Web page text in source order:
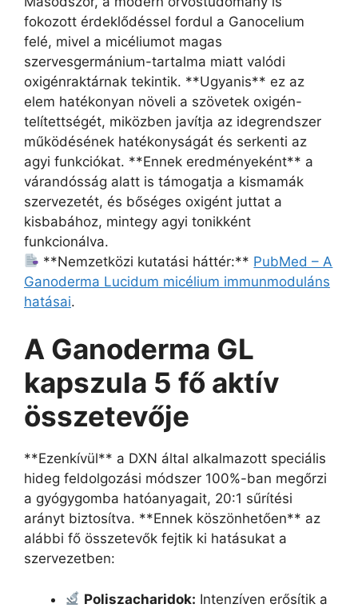
fokozott érdeklődéssel fordul a Ganocelium
felé, mivel a micéliumot magas
szervesgermánium-tartalma miatt valódi
oxigénraktárnak tekintik. **Ugyanis** ez az
elem hatékonyan növeli a szövetek oxigén-
telítettségét, miközben javítja az idegrendszer
működésének hatékonyságát és serkenti az
agyi funkciókat. **Ennek eredményeként** a
várandósság alatt is támogatja a kismamák
szervezetét, és bőséges oxigént juttat a
kisbabához, mintegy agyi tonikként
funkcionálva.
**Nemzetközi kutatási háttér:** PubMed – A
Ganoderma Lucidum micélium immunmoduláns
hatásai.
A Ganoderma GL
kapszula 5 fő aktív
összetevője
**Ezenkívül** a DXN által alkalmazott speciális
hideg feldolgozási módszer 100%-ban megőrzi
a gyógygomba hatóanyagait, 20:1 sűrítési
arányt biztosítva. **Ennek köszönhetően** az
alábbi fő összetevők fejtik ki hatásukat a
szervezetben:
Poliszacharidok: Intenzíven erősítik a